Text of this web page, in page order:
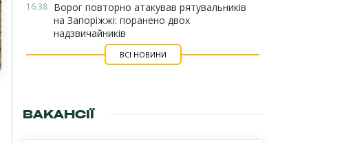
16:38 Ворог повторно атакував рятувальників
на Запоріжжі: поранено двох
надзвичайників
ВСІ НОВИНИ
ВАКАНСІЇ